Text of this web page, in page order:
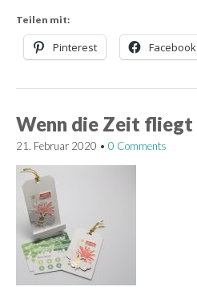
Teilen mit:
Pinterest Facebook
Wenn die Zeit fliegt
21. Februar 2020 • 0 Comments